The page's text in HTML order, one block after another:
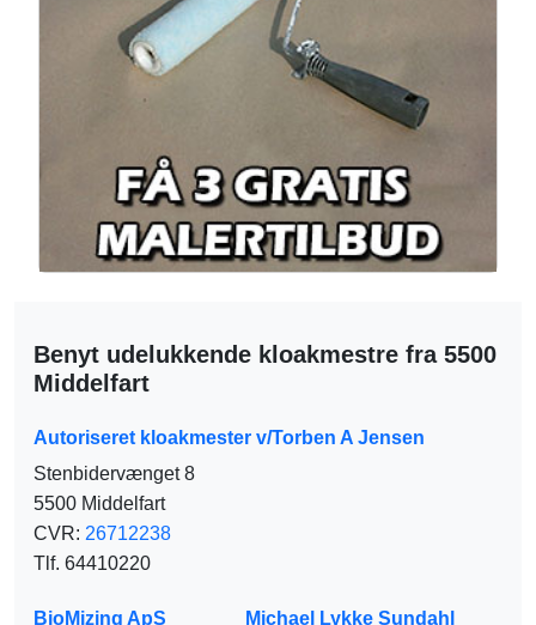
Benyt udelukkende kloakmestre fra 5500
Middelfart
Autoriseret kloakmester v/Torben A Jensen
Stenbidervænget 8
5500 Middelfart
CVR: 26712238
Tlf. 64410220
BioMizing ApS
Michael Lykke Sundahl